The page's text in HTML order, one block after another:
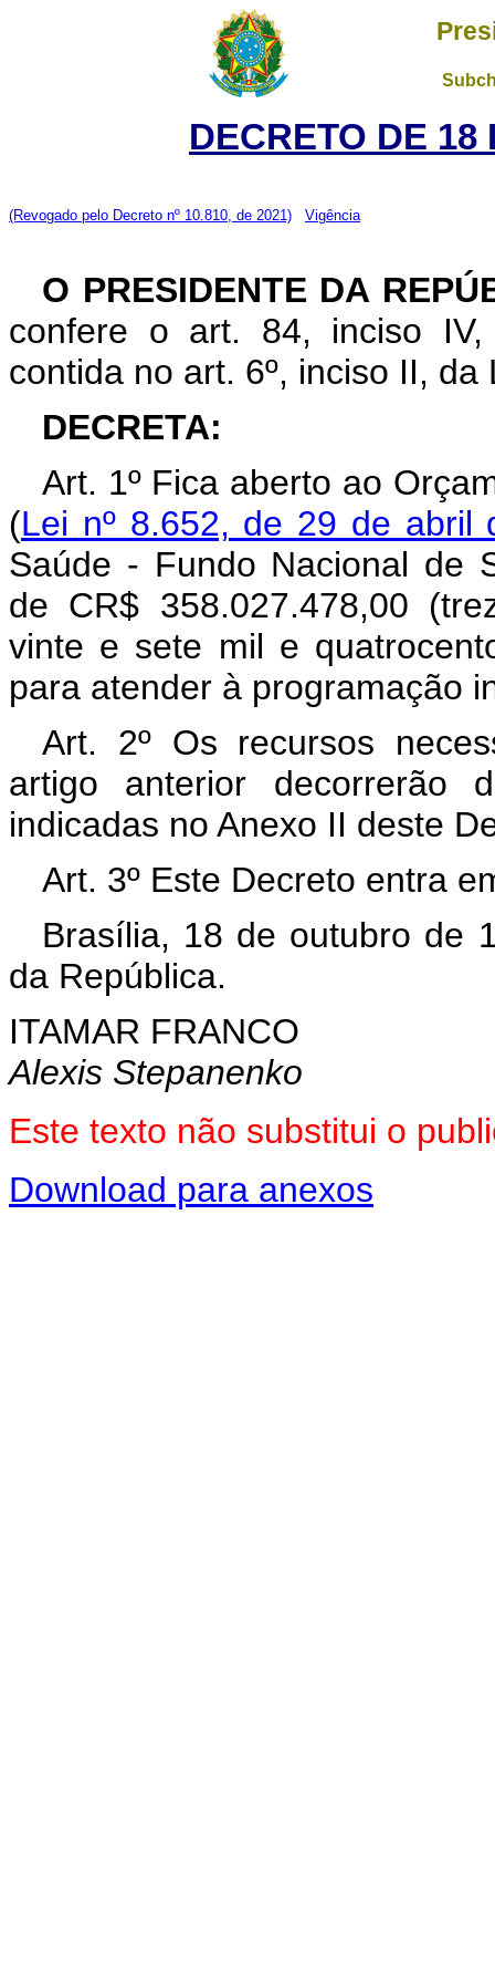
DECRETO DE 18
(Revogado pelo Decreto nº 10.810, de 2021) Vigência
O PRESIDENTE DA
confere o art. 84, inciso
contida no art. 6º, inciso II,
DECRETA:
Art. 1º Fica aberto ao
(Lei nº 8.652, de 29 de abril
Saúde - Fundo Nacional de
de CR$ 358.027.478,00
vinte e sete mil e
para atender à programação
Art. 2º Os recursos
artigo anterior decorrerão
indicadas no Anexo II deste
Art. 3º Este Decreto entra
Brasília, 18 de outubro de
da República.
ITAMAR FRANCO
Alexis Stepanenko
Este texto não substitui o
Download para anexos